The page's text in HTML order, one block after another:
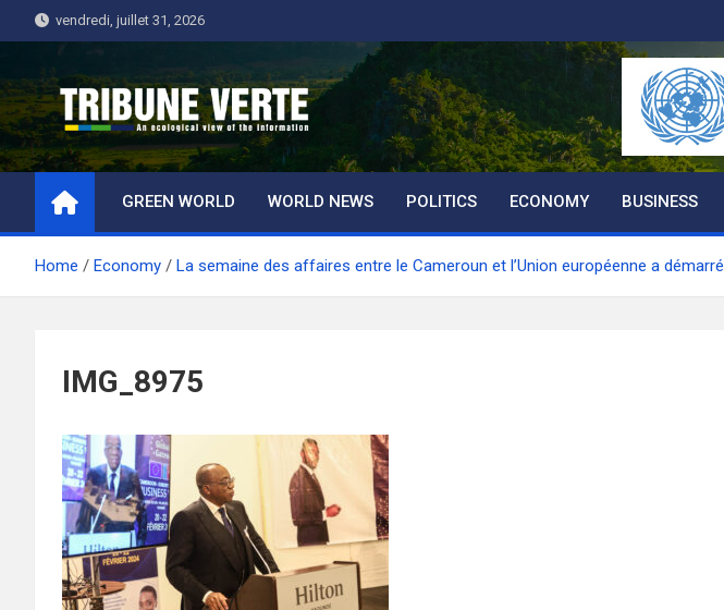
to
vendredi, juillet 31, 2026
Tribune Verte
Un regard écologique de l'information
GREEN WORLD WORLD NEWS POLITICS ECONOMY BUSINESS
Home Economy La semaine des affaires entre le Cameroun et l’Union européenne a démarré
IMG_8975